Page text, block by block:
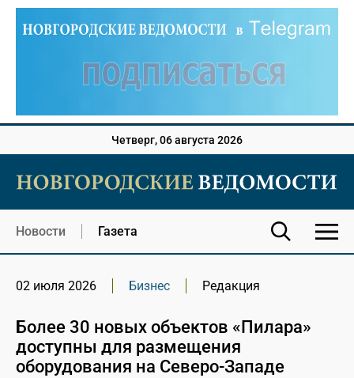
Четверг, 06 августа 2026
Новости Газета
02 июля 2026 Бизнес Редакция
Более 30 новых объектов «Пилара»
доступны для размещения
оборудования на Северо-Западе